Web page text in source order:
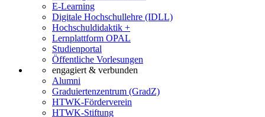
E-Learning
Digitale Hochschullehre (IDLL)
Hochschuldidaktik +
Lernplattform OPAL
Studienportal
Öffentliche Vorlesungen
engagiert & verbunden
Alumni
Graduiertenzentrum (GradZ)
HTWK-Förderverein
HTWK-Stiftung